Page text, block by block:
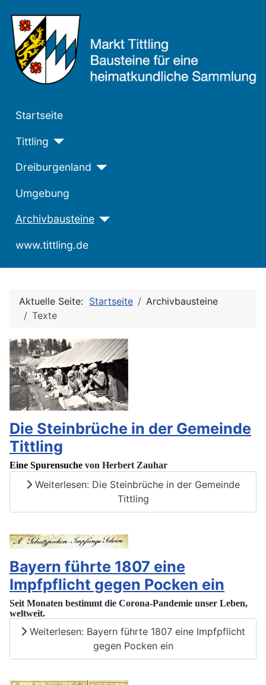
Startseite
Tittling
Dreiburgenland
Umgebung
Archivbausteine
www.tittling.de
Aktuelle Seite: Startseite
Archivbausteine
Texte
Die Steinbrüche in der Gemeinde
Tittling
Eine Spurensuche von Herbert Zauhar
Weiterlesen: Die Steinbrüche in der Gemeinde
Tittling
Bayern führte 1807 eine
Impfpflicht gegen Pocken ein
Seit Monaten bestimmt die Corona-Pandemie unser Leben,
weltweit.
Weiterlesen: Bayern führte 1807 eine Impfpflicht
gegen Pocken ein